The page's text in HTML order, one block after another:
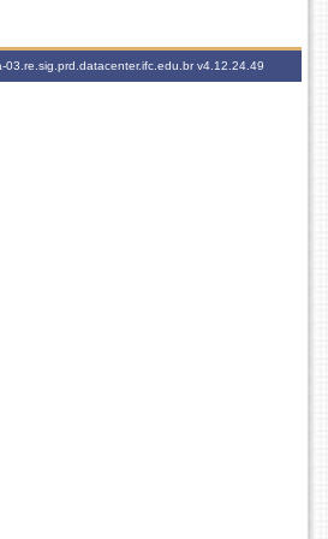
03.re.sig.prd.datacenter.ifc.edu.brv4.12.24.49